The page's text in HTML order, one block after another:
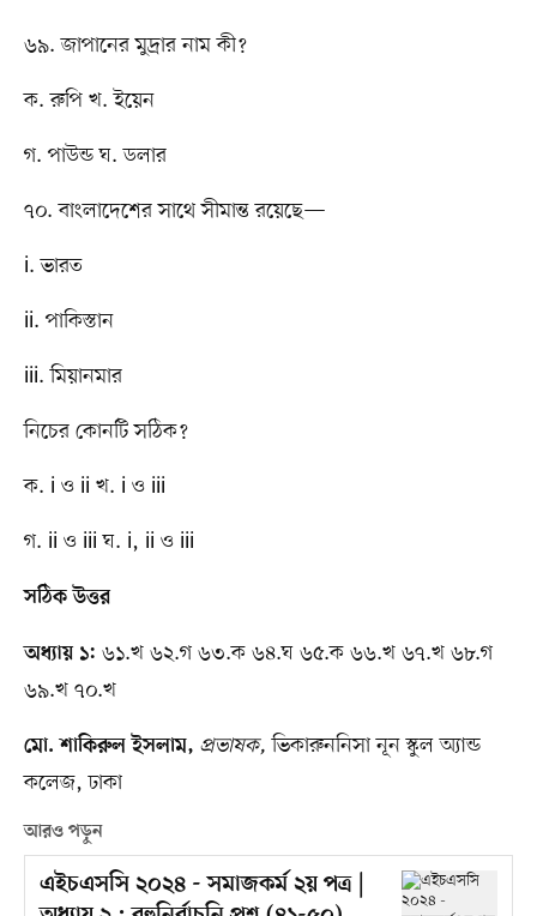
৬৯. জাপানের মুদ্রার নাম কী?
ক. রুপি খ. ইয়েন
গ. পাউন্ড ঘ. ডলার
৭০. বাংলাদেশের সাথে সীমান্ত রয়েছে—
i. ভারত
ii. পাকিস্তান
iii. মিয়ানমার
নিচের কোনটি সঠিক?
ক. i ও ii খ. i ও iii
গ. ii ও iii ঘ. i, ii ও iii
সঠিক উত্তর
অধ্যায় ১: ৬১.খ ৬২.গ ৬৩.ক ৬৪.ঘ ৬৫.ক ৬৬.খ ৬৭.খ ৬৮.গ
৬৯.খ ৭০.খ
মো. শাকিরুল ইসলাম, প্রভাষক, ভিকারুননিসা নূন স্কুল অ্যান্ড
কলেজ, ঢাকা
আরও পড়ুন
এইচএসসি ২০২৪ - সমাজকর্ম ২য় পত্র |